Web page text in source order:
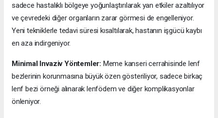
sadece hastalıklı bölgeye yoğunlaştırılarak yan etkiler azaltılıyor
ve çevredeki diğer organların zarar görmesi de engelleniyor.
Yeni tekniklerle tedavi süresi kısaltılarak, hastanın işgücü kaybı
en aza indirgeniyor.
Minimal Invaziv Yöntemler: Meme kanseri cerrahisinde lenf
bezlerinin korunmasına büyük özen gösteriliyor, sadece birkaç
lenf bezi örneği alınarak lenfödem ve diğer komplikasyonlar
önleniyor.